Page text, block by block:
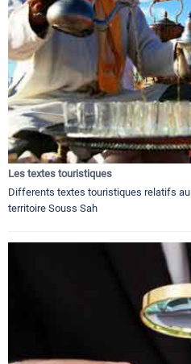
Les textes touristiques
Differents textes touristiques relatifs
territoire Souss Sah